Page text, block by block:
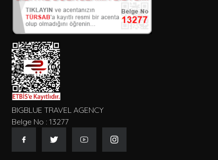
BIGBLUE TRAVEL AGENCY
Belge No : 13277